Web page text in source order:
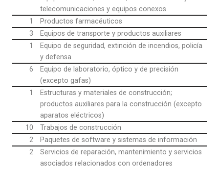
telecomunicaciones y equipos conexos
1
Productos farmacéuticos
3
Equipos de transporte y productos auxiliares
1
Equipo de seguridad, extinción de incendios, policía
y defensa
6
Equipo de laboratorio, óptico y de precisión
(excepto gafas)
1
Estructuras y materiales de construcción;
productos auxiliares para la construcción (excepto
aparatos eléctricos)
10
Trabajos de construcción
2
Paquetes de software y sistemas de información
2
Servicios de reparación, mantenimiento y servicios
asociados relacionados con ordenadores